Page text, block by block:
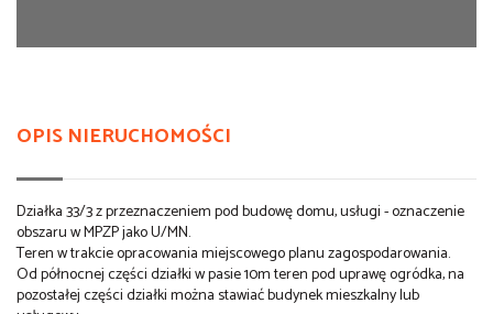
OPIS NIERUCHOMOŚCI
Działka 33/3 z przeznaczeniem pod budowę domu, usługi - oznaczenie
obszaru w MPZP jako U/MN.
Teren w trakcie opracowania miejscowego planu zagospodarowania.
Od północnej części działki w pasie 10m teren pod uprawę ogródka, na
pozostałej części działki można stawiać budynek mieszkalny lub